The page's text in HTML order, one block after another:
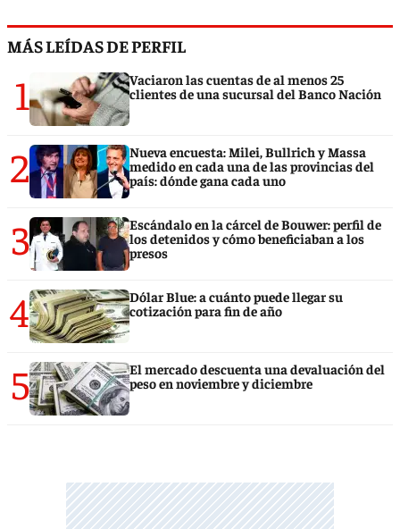
MÁS LEÍDAS DE PERFIL
1
Vaciaron las cuentas de al menos 25
clientes de una sucursal del Banco Nación
2
Nueva encuesta: Milei, Bullrich y Massa
medido en cada una de las provincias del
país: dónde gana cada uno
3
Escándalo en la cárcel de Bouwer: perfil de
los detenidos y cómo beneficiaban a los
presos
4
Dólar Blue: a cuánto puede llegar su
cotización para fin de año
5
El mercado descuenta una devaluación del
peso en noviembre y diciembre